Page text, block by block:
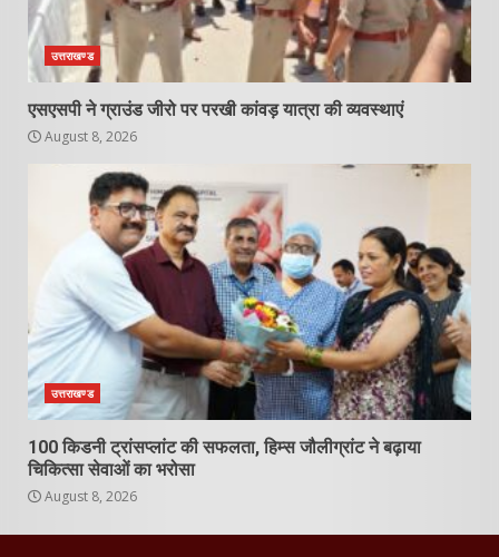
उत्तराखण्ड
एसएसपी ने ग्राउंड जीरो पर परखी कांवड़ यात्रा की व्यवस्थाएं
August 8, 2026
उत्तराखण्ड
100 किडनी ट्रांसप्लांट की सफलता, हिम्स जौलीग्रांट ने बढ़ाया
चिकित्सा सेवाओं का भरोसा
August 8, 2026